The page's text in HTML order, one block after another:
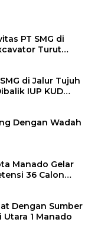
PT SMG di
Turut
di Jalur Tujuh
IUP KUD
Dengan Wadah
Manado Gelar
36 Calon
Dengan Sumber
Utara 1 Manado